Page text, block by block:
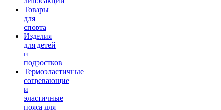
Товары
для
спорта
Изделия
для детей
и
подростков
Термоэластичные
согревающие
и
эластичные
пояса для